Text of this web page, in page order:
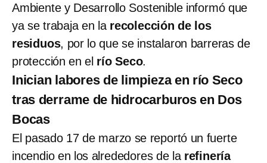
Ambiente y Desarrollo Sostenible informó que
ya se trabaja en la recolección de los
residuos, por lo que se instalaron barreras de
protección en el río Seco.
Inician labores de limpieza en río Seco
tras derrame de hidrocarburos en Dos
Bocas
El pasado 17 de marzo se reportó un fuerte
incendio en los alrededores de larefinería